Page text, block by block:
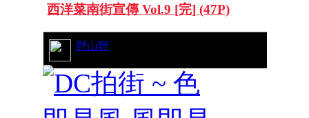
西洋菜南街宣傳 Vol.9 [完] (47P)
野山野